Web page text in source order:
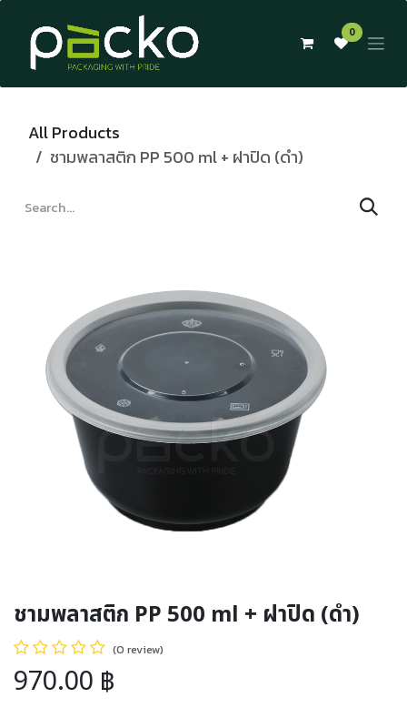
Skip to Content
0
All Products
ชามพลาสติก PP 500 ml + ฝาปิด (ดำ)
ชามพลาสติก PP 500 ml + ฝาปิด (ดำ)
(0 review)
970.00 ฿